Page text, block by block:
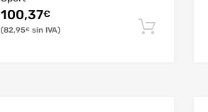
100,37€
82,95€